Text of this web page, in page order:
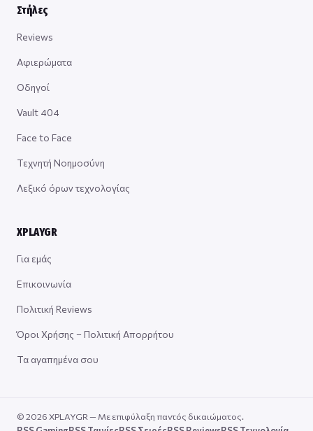
Στήλες
Reviews
Αφιερώματα
Οδηγοί
Vault 404
Face to Face
Τεχνητή Νοημοσύνη
Λεξικό όρων τεχνολογίας
XPLAYGR
Για εμάς
Επικοινωνία
Πολιτική Reviews
Όροι Χρήσης – Πολιτική Απορρήτου
Τα αγαπημένα σου
© 2026 XPLAYGR — Με επιφύλαξη παντός δικαιώματος.